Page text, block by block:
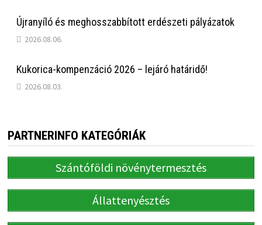
Újranyíló és meghosszabbított erdészeti pályázatok
2026.08.06.
Kukorica-kompenzáció 2026 – lejáró határidő!
2026.08.03.
PARTNERINFO KATEGÓRIÁK
Szántóföldi növénytermesztés
Állattenyésztés